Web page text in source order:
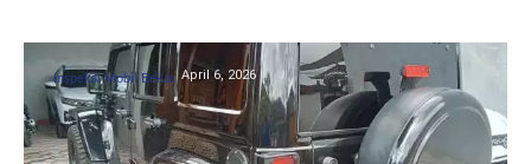
Inspeksi Mobil Bekas April 6, 2026